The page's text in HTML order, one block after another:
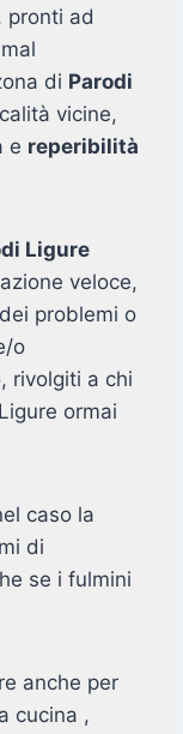
pronti ad
di Parodi
vicine,
e reperibilità
Ligure
veloce,
problemi o
o
rivolgiti a chi
ormai
caso la
di
se i fulmini
anche per
cucina ,